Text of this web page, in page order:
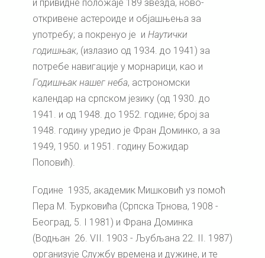
и привидне положаје 189 звезда, ново-
откривене астероиде и објашњења за
употребу; а покренуо је и Наутички
годишњак, (излазио од 1934. до 1941) за
потребе навигације у морнарици, као и
Годишњак нашег неба, астрономски
календар на српском језику (од 1930. до
1941. и од 1948. до 1952. године; број за
1948. годину уредио је Фран Доминко, а за
1949, 1950. и 1951. годину Божидар
Поповић).
Гoдине 1935, академик Мишковић уз помоћ
Пера М. Ђурковића (Српска Трнова, 1908 -
Београд, 5. I 1981) и Франа Доминка
(Водњан 26. VII. 1903 - Љубљана 22. II. 1987)
организује Службу времена и дужине, и те